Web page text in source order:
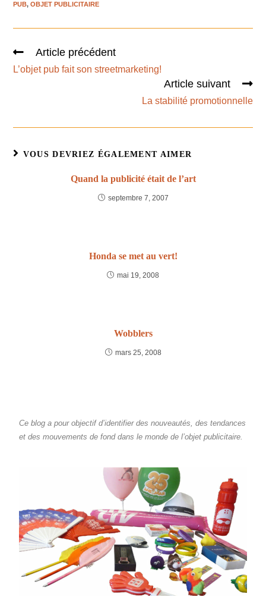
PUB, OBJET PUBLICITAIRE
Article précédent
L’objet pub fait son streetmarketing!
Article suivant
La stabilité promotionnelle
VOUS DEVRIEZ ÉGALEMENT AIMER
Quand la publicité était de l’art
septembre 7, 2007
Honda se met au vert!
mai 19, 2008
Wobblers
mars 25, 2008
Ce blog a pour objectif d’identifier des nouveautés, des tendances
et des mouvements de fond dans le monde de l’objet publicitaire.